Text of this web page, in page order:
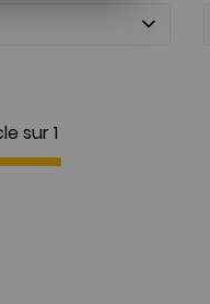
sur 1